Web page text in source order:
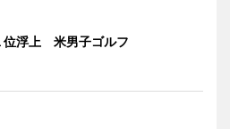
位浮上 米男子ゴルフ